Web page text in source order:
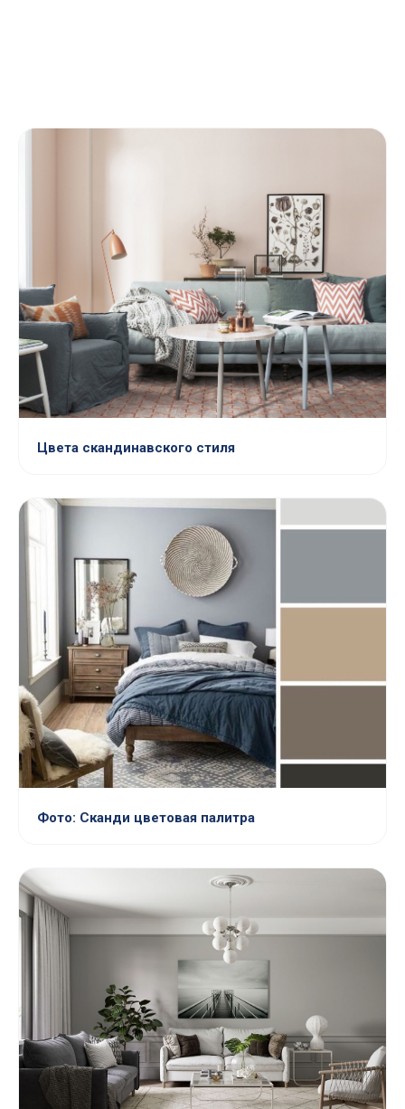
Цвета скандинавского стиля
Фото: Сканди цветовая палитра